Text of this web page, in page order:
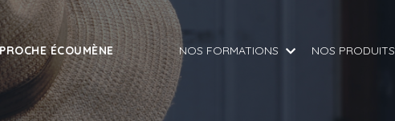
ÉCOUMÈNE NOS FORMATIONS NOS PRODUITS